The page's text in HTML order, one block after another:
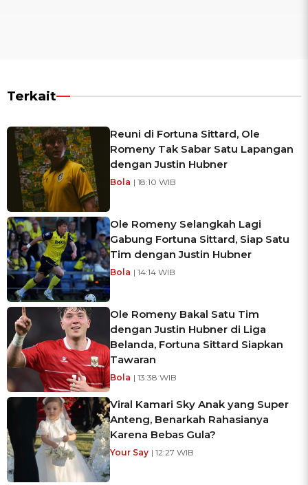
Terkait
Reuni di Fortuna Sittard, Ole
Romeny Tak Sabar Satu Lapangan
dengan Justin Hubner
Bola | 18:10 WIB
Ole Romeny Selangkah Lagi
Gabung Fortuna Sittard, Siap Satu
Tim dengan Justin Hubner
Bola | 14:14 WIB
Ole Romeny Bakal Satu Tim
dengan Justin Hubner di Liga
Belanda, Fortuna Sittard Siapkan
Tawaran
Bola | 13:38 WIB
Viral Kamari Sky Anak yang Super
Anteng, Benarkah Rahasianya
Karena Bebas Gula?
Your Say | 12:27 WIB